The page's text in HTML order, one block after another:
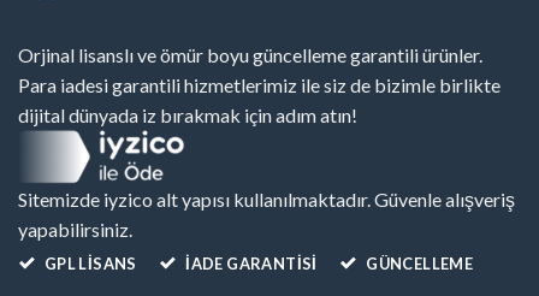
Orjinal lisanslı ve ömür boyu güncelleme garantili ürünler.
Para iadesi garantili hizmetlerimiz ile siz de bizimle birlikte
dijital dünyada iz bırakmak için adım atın!
Sitemizde iyzico alt yapısı kullanılmaktadır. Güvenle alışveriş
yapabilirsiniz.
GPL LISANS İADE GARANTİSİ GÜNCELLEME